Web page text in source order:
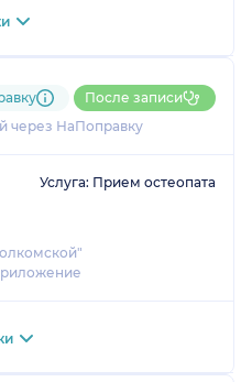
через НаПоправку
После записи
Услуга: Прием остеопата